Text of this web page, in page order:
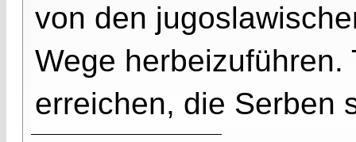
von den
Wege
erreichen, die Serben